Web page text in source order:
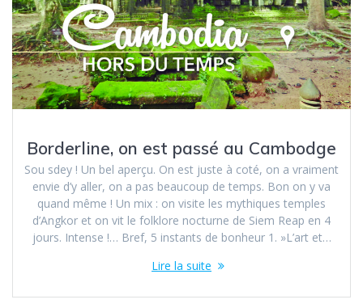
Borderline, on est passé au Cambodge
Sou sdey ! Un bel aperçu. On est juste à coté, on a vraiment
envie d’y aller, on a pas beaucoup de temps. Bon on y va
quand même ! Un mix : on visite les mythiques temples
d’Angkor et on vit le folklore nocturne de Siem Reap en 4
jours. Intense !… Bref, 5 instants de bonheur 1. »L’art et…
Lire la suite